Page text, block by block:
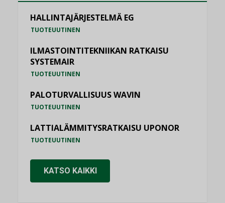
HALLINTAJÄRJESTELMÄ EG
TUOTEUUTINEN
ILMASTOINTITEKNIIKAN RATKAISU
SYSTEMAIR
TUOTEUUTINEN
PALOTURVALLISUUS WAVIN
TUOTEUUTINEN
LATTIALÄMMITYSRATKAISU UPONOR
TUOTEUUTINEN
KATSO KAIKKI